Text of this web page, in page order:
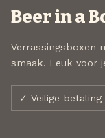
Beer in a
Verrassingsboxen
smaak. Leuk voor
✓ Veilige betaling